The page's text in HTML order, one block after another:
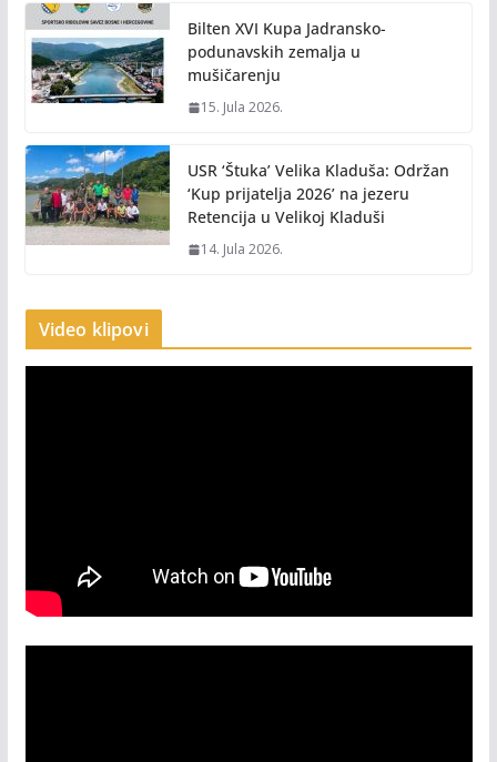
Bilten XVI Kupa Jadransko-
podunavskih zemalja u
mušičarenju
15. Jula 2026.
USR ‘Štuka’ Velika Kladuša: Održan
‘Kup prijatelja 2026’ na jezeru
Retencija u Velikoj Kladuši
14. Jula 2026.
Video klipovi